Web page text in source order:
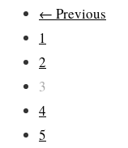
degli
articoli
← Previous
1
2
3
4
5